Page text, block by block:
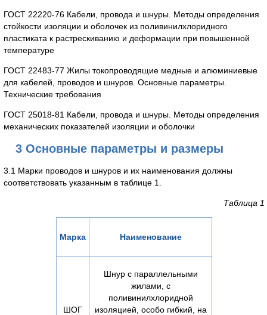
ГОСТ 22220-76 Кабели, провода и шнуры. Методы определения
стойкости изоляции и оболочек из поливинилхлоридного
пластиката к растрескиванию и деформации при повышенной
температуре
ГОСТ 22483-77 Жилы токопроводящие медные и алюминиевые
для кабелей, проводов и шнуров. Основные параметры.
Технические требования
ГОСТ 25018-81 Кабели, провода и шнуры. Методы определения
механических показателей изоляции и оболочки
3 Основные параметры и размеры
3.1 Марки проводов и шнуров и их наименования должны
соответствовать указанным в таблице 1.
Таблица 1
Марка Наименование
ШОГ
Шнур с параллельными
жилами, с
поливинилхлоридной
изоляцией, особо гибкий, на